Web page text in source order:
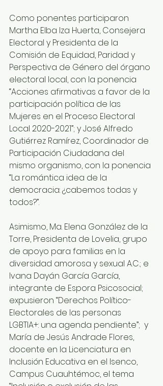
Como ponentes participaron
Martha Elba Iza Huerta, Consejera
Electoral y Presidenta de la
Comisión de Equidad, Paridad y
Perspectiva de Género del órgano
electoral local, con la ponencia
“Acciones afirmativas a favor de la
participación política de las
Mujeres en el Proceso Electoral
Local 2020-2021”; y José Alfredo
Gutiérrez Ramírez, Coordinador de
Participación Ciudadana del
mismo organismo, con la ponencia
“La romántica idea de la
democracia: ¿cabemos todas y
todos?”.
Asimismo, Ma. Elena González de la
Torre, Presidenta de Lovelia, grupo
de apoyo para familias en la
diversidad amorosa y sexual A.C.; e
Ivana Dayán García García,
integrante de Espora Psicosocial;
expusieron “Derechos Político-
Electorales de las personas
LGBTIA+: una agenda pendiente”;  y
María de Jesús Andrade Flores,
docente en la Licenciatura en
Inclusión Educativa en el Isenco,
Campus Cuauhtémoc, el tema